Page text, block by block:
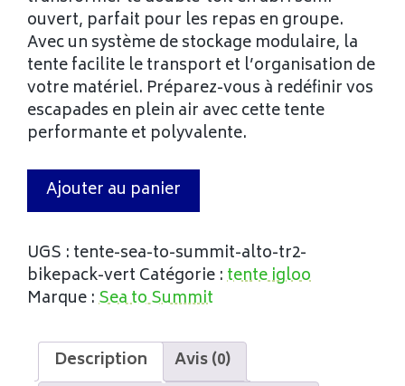
ouvert, parfait pour les repas en groupe.
Avec un système de stockage modulaire, la
tente facilite le transport et l’organisation de
votre matériel. Préparez-vous à redéfinir vos
escapades en plein air avec cette tente
performante et polyvalente.
Ajouter au panier
UGS : tente-sea-to-summit-alto-tr2-
bikepack-vert Catégorie :tente igloo
Marque :Sea to Summit
Description
Avis (0)